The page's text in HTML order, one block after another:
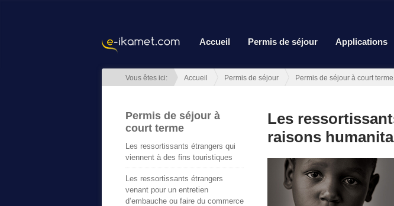
Accueil Permis de séjour Applications
Vous êtes ici: Accueil Permis de séjour Permis de séjour à court terme
Les
raisons
Permis de séjour à
court terme
Les ressortissants étrangers qui
viennent à des fins touristiques
Les ressortissants étrangers
venant pour un entretien
d’embauche ou faire du commerce